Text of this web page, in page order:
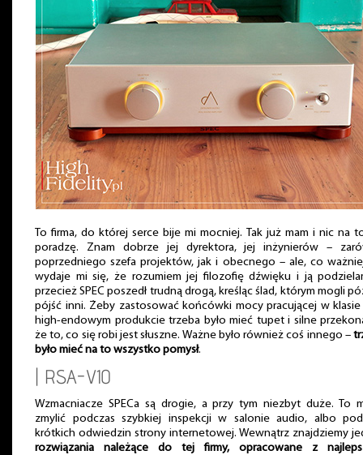
To firma, do której serce bije mi mocniej. Tak już mam i nic na
poradzę. Znam dobrze jej dyrektora, jej inżynierów –
poprzedniego szefa projektów, jak i obecnego – ale, co
wydaje mi się, że rozumiem jej filozofię dźwięku i ją
przecież SPEC poszedł trudną drogą, kreśląc ślad, którym mogli
pójść inni. Żeby zastosować końcówki mocy pracującej w
high-endowym produkcie trzeba było mieć tupet i silne
że to, co się robi jest słuszne. Ważne było również coś innego –
było mieć na to wszystko pomysł.
| RSA-V10
Wzmacniacze SPECa są drogie, a przy tym niezbyt duże. To
zmylić podczas szybkiej inspekcji w salonie audio, albo
krótkich odwiedzin strony internetowej. Wewnątrz znajdziemy
rozwiązania należące do tej firmy, opracowane z